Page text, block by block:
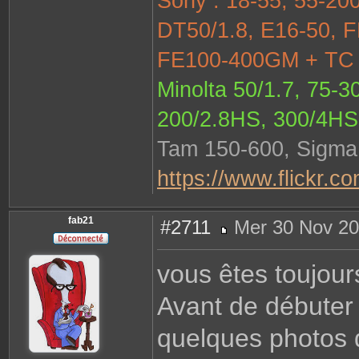
DT50/1.8, E16-50,
FE100-400GM +
Minolta 50/1.7, 75-
200/2.8HS, 300/
Tam 150-600,
https://
fab21 #2711
e
s
a
Mer 30 Nov
vous êtes
Avant de
quelques photos